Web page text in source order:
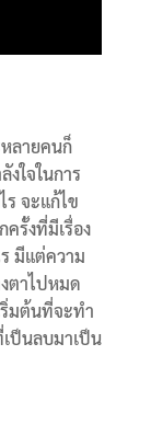
ลายคนก็
ใจในการ
จะแก้ไข
ครั้งที่มีเรื่อง
มีแต่ความ
ตาไปหมด
มต้นที่จะทำ
ป็นลบมาเป็น